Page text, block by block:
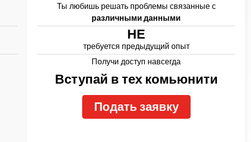
Ты любишь решать проблемы связанные с
различными данными
НЕ
требуется предыдущий опыт
Получи доступ навсегда
Вступай в тех комьюнити
Подать заявку